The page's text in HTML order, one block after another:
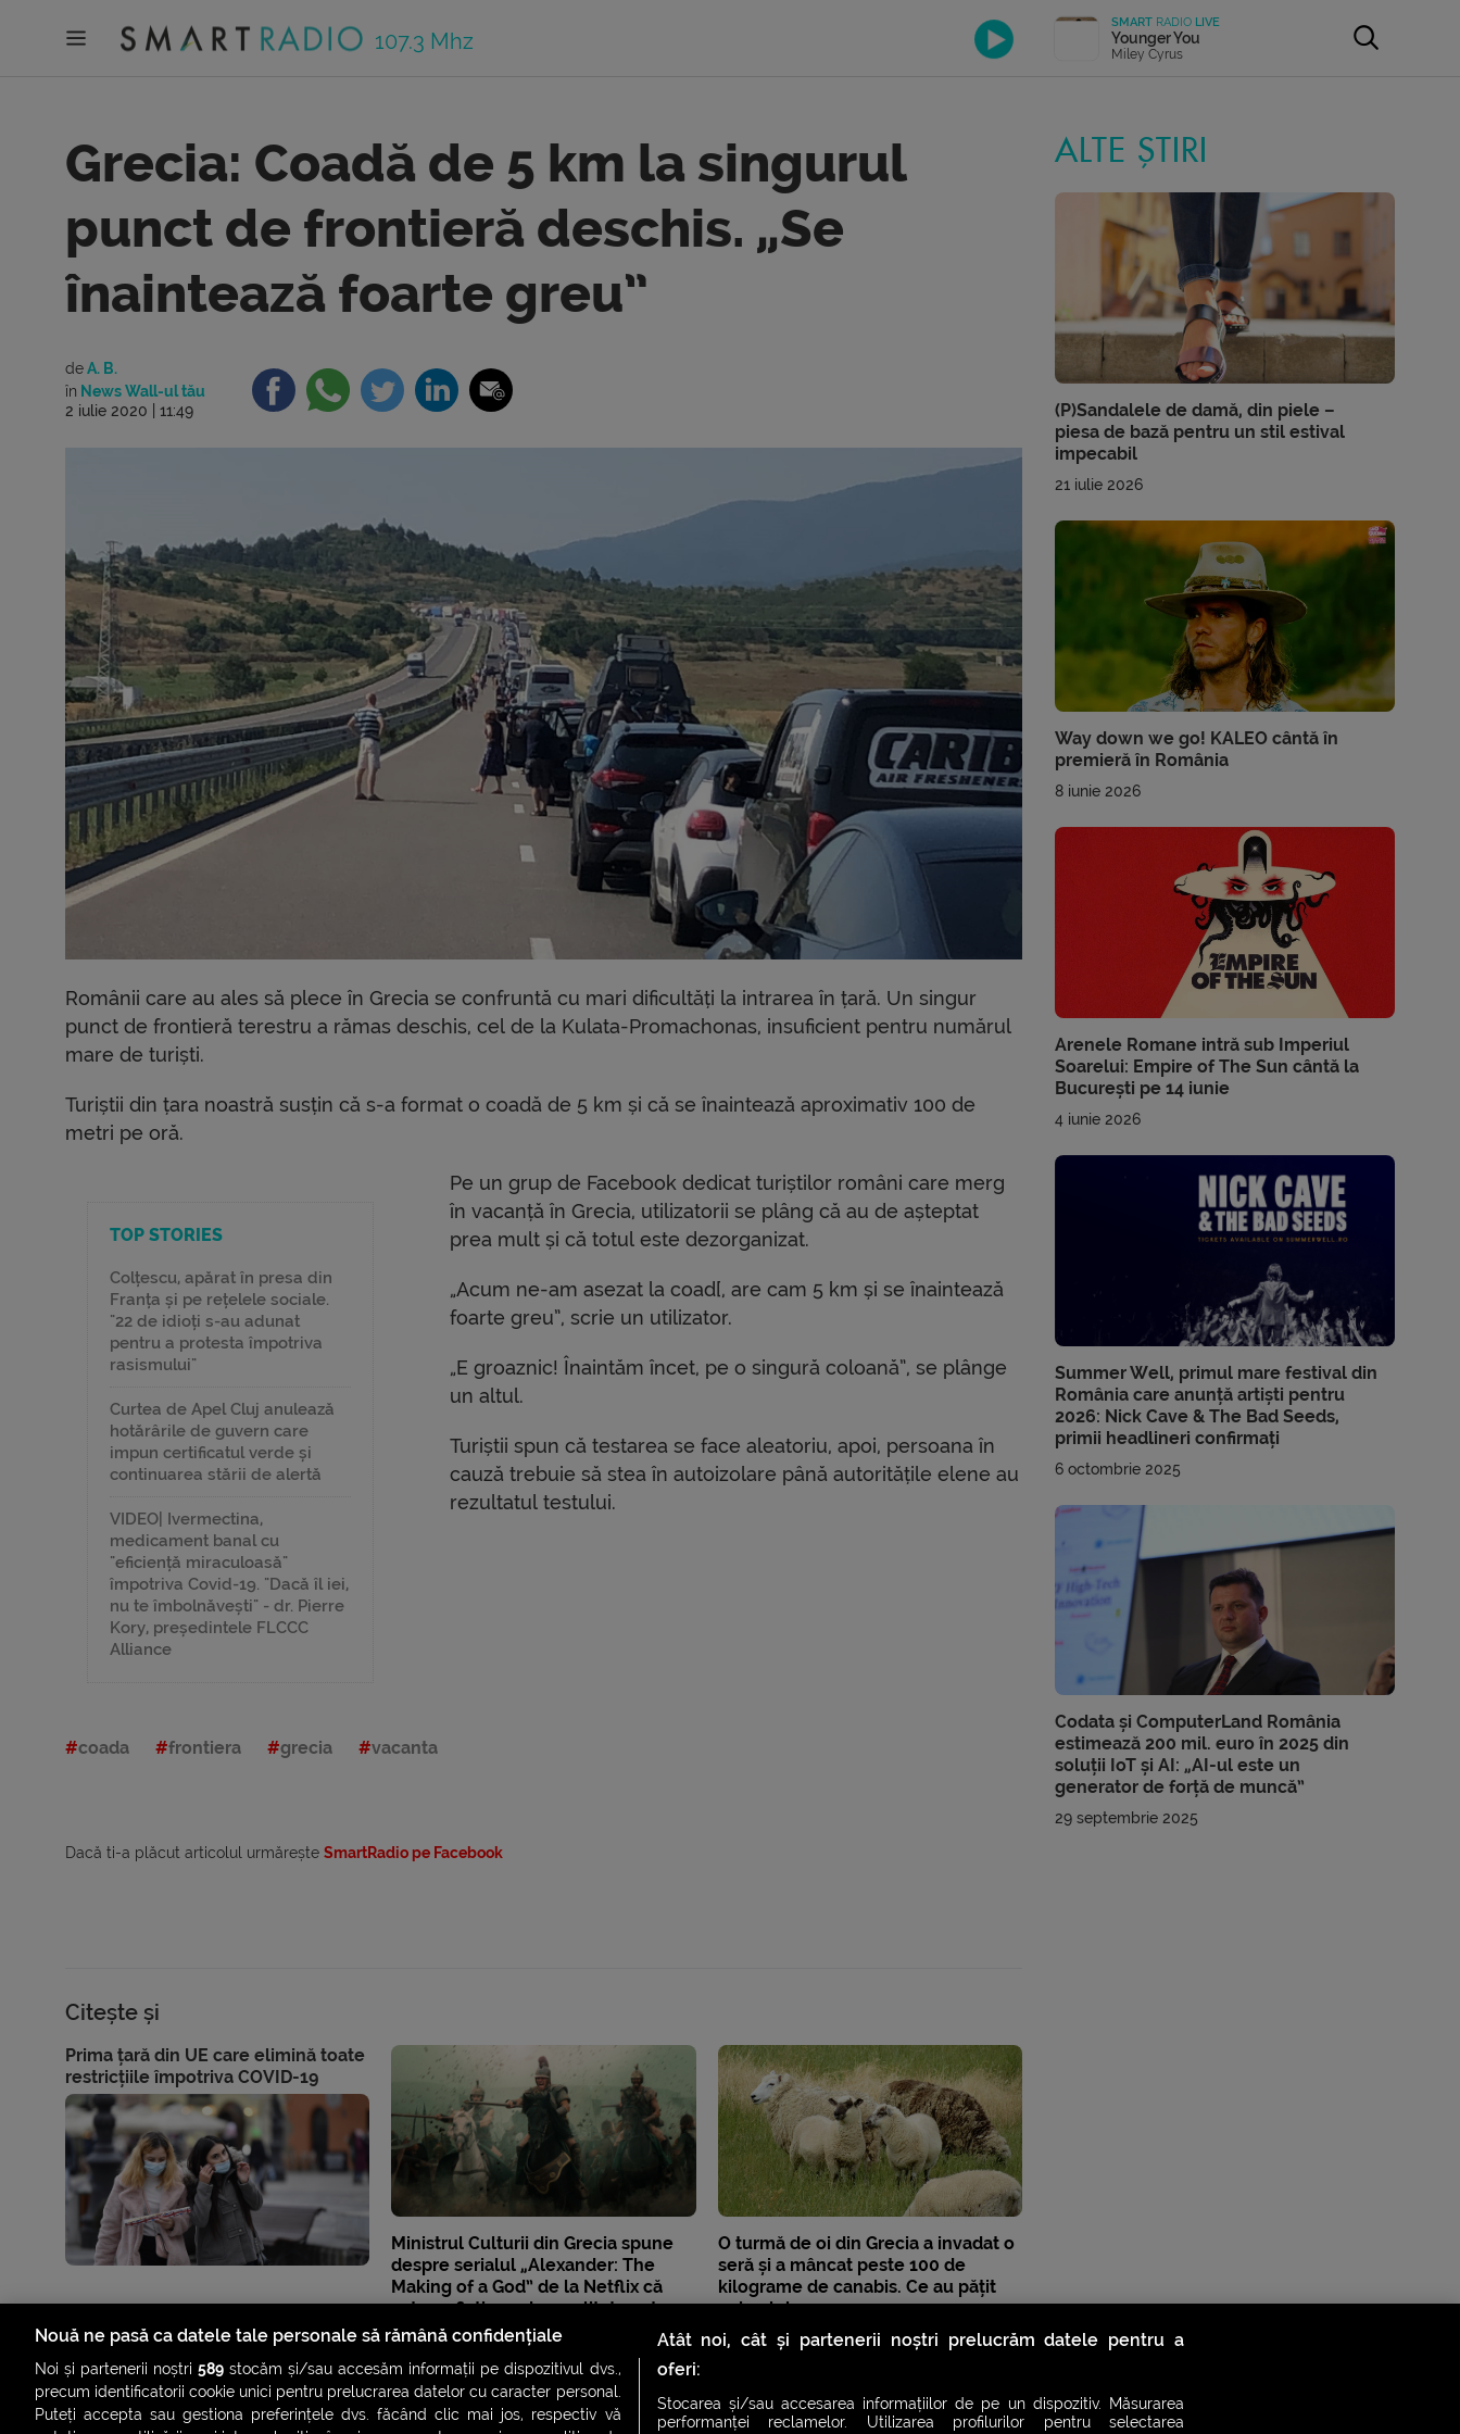
107.3 Mhz
SMART RADIO LIVE
Younger You
Miley Cyrus
Grecia: Coadă de 5 km la singurul
punct de frontieră deschis. „Se
înaintează foarte greu”
deA. B.
în News Wall-ul tău
2 iulie 2020 | 11:49
Românii care au ales să plece în Grecia se confruntă cu mari dificultăți la intrarea în țară. Un singur
punct de frontieră terestru a rămas deschis, cel de la Kulata-Promachonas, insuficient pentru numărul
mare de turiști.
Turiștii din țara noastră susțin că s-a format o coadă de 5 km și că se înaintează aproximativ 100 de
metri pe oră.
TOP STORIES
Colțescu, apărat în presa din
Franța și pe rețelele sociale.
"22 de idioți s-au adunat
pentru a protesta împotriva
rasismului"
Curtea de Apel Cluj anulează
hotărârile de guvern care
impun certificatul verde și
continuarea stării de alertă
VIDEO| Ivermectina,
medicament banal cu
"eficiență miraculoasă"
împotriva Covid-19. "Dacă îl iei,
nu te îmbolnăvești" - dr. Pierre
Kory, președintele FLCCC
Alliance
Pe un grup de Facebook dedicat turiștilor români care merg
în vacanță în Grecia, utilizatorii se plâng că au de așteptat
prea mult și că totul este dezorganizat.
„Acum ne-am asezat la coad[, are cam 5 km și se înaintează
foarte greu”, scrie un utilizator.
„E groaznic! Înaintăm încet, pe o singură coloană”, se plânge
un altul.
Turiștii spun că testarea se face aleatoriu, apoi, persoana în
cauză trebuie să stea în autoizolare până autoritățile elene au
rezultatul testului.
coada frontiera grecia vacanta
Dacă ti-a plăcut articolul urmărește SmartRadio pe Facebook
Citește și
Prima țară din UE care elimină toate
restricțiile împotriva COVID-19
Ministrul Culturii din Grecia spune
despre serialul „Alexander: The
Making of a God” de la Netflix că
este o „ficțiune de o calitate extrem
de slabă”
O turmă de oi din Grecia a invadat o
seră și a mâncat peste 100 de
kilograme de canabis. Ce au pățit
animalele
ALTE ȘTIRI
(P)Sandalele de damă, din piele –
piesa de bază pentru un stil estival
impecabil
21 iulie 2026
Way down we go! KALEO cântă în
premieră în România
8 iunie 2026
Arenele Romane intră sub Imperiul
Soarelui: Empire of The Sun cântă la
București pe 14 iunie
4 iunie 2026
Summer Well, primul mare festival din
România care anunță artiști pentru
2026: Nick Cave & The Bad Seeds,
primii headlineri confirmați
6 octombrie 2025
Codata și ComputerLand România
estimează 200 mil. euro în 2025 din
soluții IoT și AI: „AI-ul este un
generator de forță de muncă”
29 septembrie 2025
Nouă ne pasă ca datele tale personale să rămână confidențiale
Noi și partenerii noștri589 stocăm și/sau accesăm informații pe dispozitivul dvs.,
precum identificatorii cookie unici pentru prelucrarea datelor cu caracter personal.
Puteți accepta sau gestiona preferințele dvs. făcând clic mai jos, respectiv vă
Atât noi, cât și partenerii noștri prelucrăm datele pentru a
oferi:
Stocarea și/sau accesarea informațiilor de pe un dispozitiv. Măsurarea
performanței reclamelor. Utilizarea profilurilor pentru selectarea